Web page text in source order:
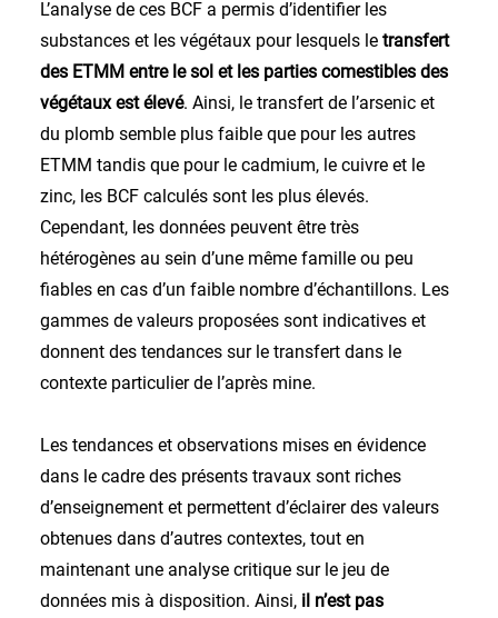
L’analyse de ces BCF a permis d’identifier les
substances et les végétaux pour lesquels le transfert
des ETMM entre le sol et les parties comestibles des
végétaux est élevé. Ainsi, le transfert de l’arsenic et
du plomb semble plus faible que pour les autres
ETMM tandis que pour le cadmium, le cuivre et le
zinc, les BCF calculés sont les plus élevés.
Cependant, les données peuvent être très
hétérogènes au sein d’une même famille ou peu
fiables en cas d’un faible nombre d’échantillons. Les
gammes de valeurs proposées sont indicatives et
donnent des tendances sur le transfert dans le
contexte particulier de l’après mine.
Les tendances et observations mises en évidence
dans le cadre des présents travaux sont riches
d’enseignement et permettent d’éclairer des valeurs
obtenues dans d’autres contextes, tout en
maintenant une analyse critique sur le jeu de
données mis à disposition. Ainsi, il n’est pas